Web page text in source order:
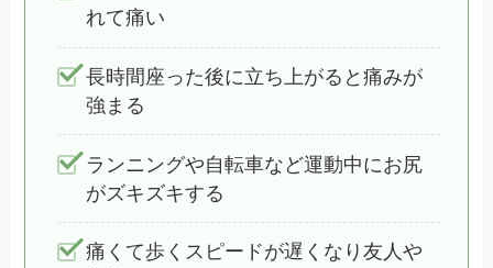
れて痛い
長時間座った後に立ち上がると痛みが
強まる
ランニングや自転車など運動中にお尻
がズキズキする
痛くて歩くスピードが遅くなり友人や